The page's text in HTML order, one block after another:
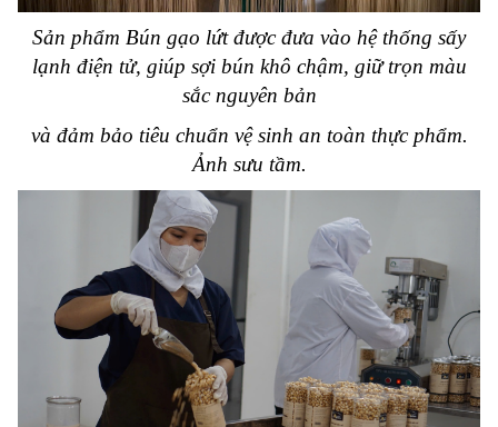
Sản phẩm Bún gạo lứt được đưa vào hệ thống sấy
lạnh điện tử, giúp sợi bún khô chậm, giữ trọn màu
sắc nguyên bản
và đảm bảo tiêu chuẩn vệ sinh an toàn thực phẩm.
Ảnh sưu tầm.